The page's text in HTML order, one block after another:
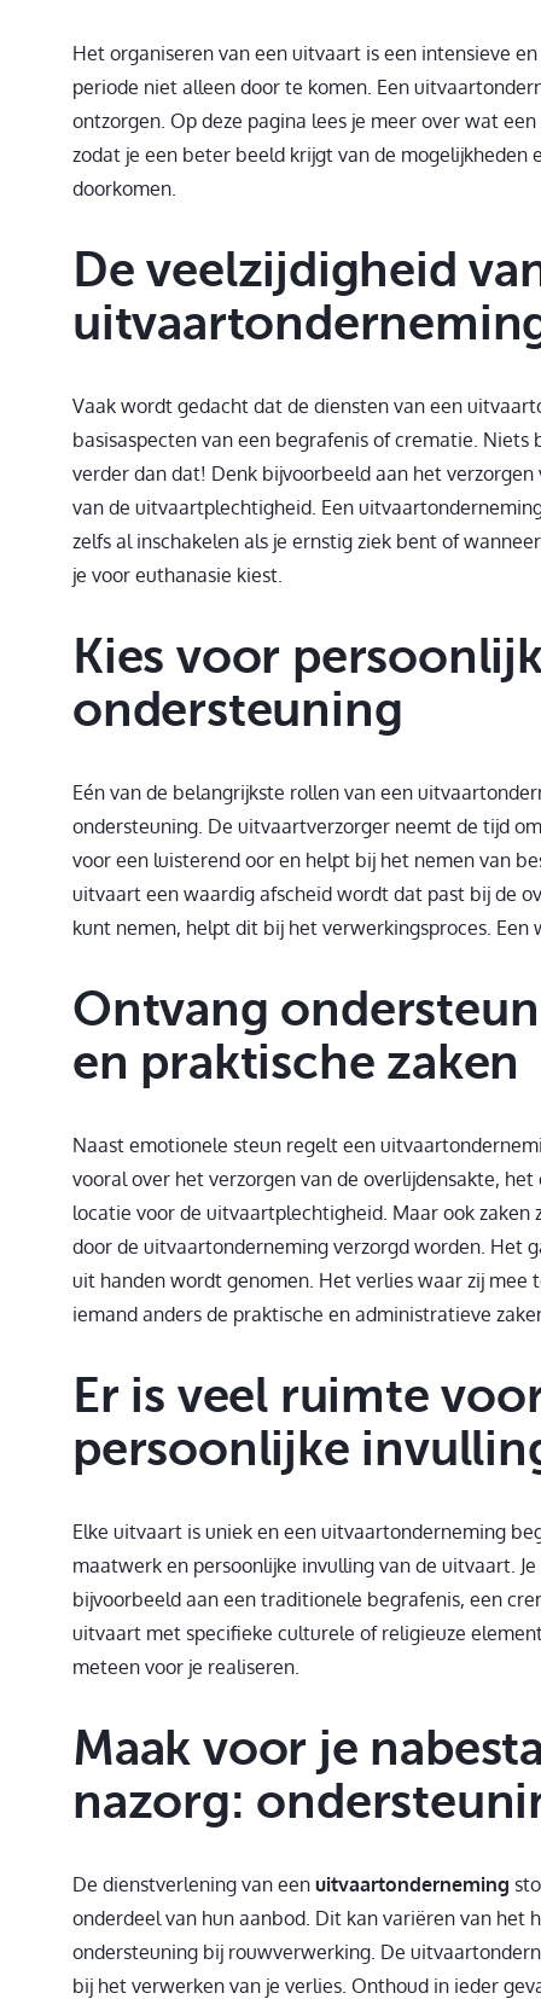
Het organiseren van een uitvaart is een intensieve
periode niet alleen door te komen. Een
ontzorgen. Op deze pagina lees je meer over wat
zodat je een beter beeld krijgt van de mogelijkheden
doorkomen.
De veelzijdigheid
Vaak wordt gedacht dat de diensten van een
basisaspecten van een begrafenis of crematie.
verder dan dat! Denk bijvoorbeeld aan het
van de uitvaartplechtigheid. Een
zelfs al inschakelen als je ernstig ziek bent of
je voor euthanasie kiest.
Kies voor
ondersteuning
Eén van de belangrijkste rollen van een
ondersteuning. De uitvaartverzorger neemt de tijd
voor een luisterend oor en helpt bij het nemen van
uitvaart een waardig afscheid wordt dat past bij de
kunt nemen, helpt dit bij het verwerkingsproces.
Ontvang
en praktische zaken
Naast emotionele steun regelt een
vooral over het verzorgen van de overlijdensakte,
locatie voor de uitvaartplechtigheid. Maar ook
door de uitvaartonderneming verzorgd worden. Het
uit handen wordt genomen. Het verlies waar zij mee
iemand anders de praktische en administratieve
Er is veel ruimte
persoonlijke
Elke uitvaart is uniek en een uitvaartonderneming
maatwerk en persoonlijke invulling van de uitvaart.
bijvoorbeeld aan een traditionele begrafenis, een
uitvaart met specifieke culturele of religieuze
meteen voor je realiseren.
Maak voor je
nazorg:
De dienstverlening van een uitvaartonderneming
onderdeel van hun aanbod. Dit kan variëren van
ondersteuning bij rouwverwerking. De
bij het verwerken van je verlies. Onthoud in ieder